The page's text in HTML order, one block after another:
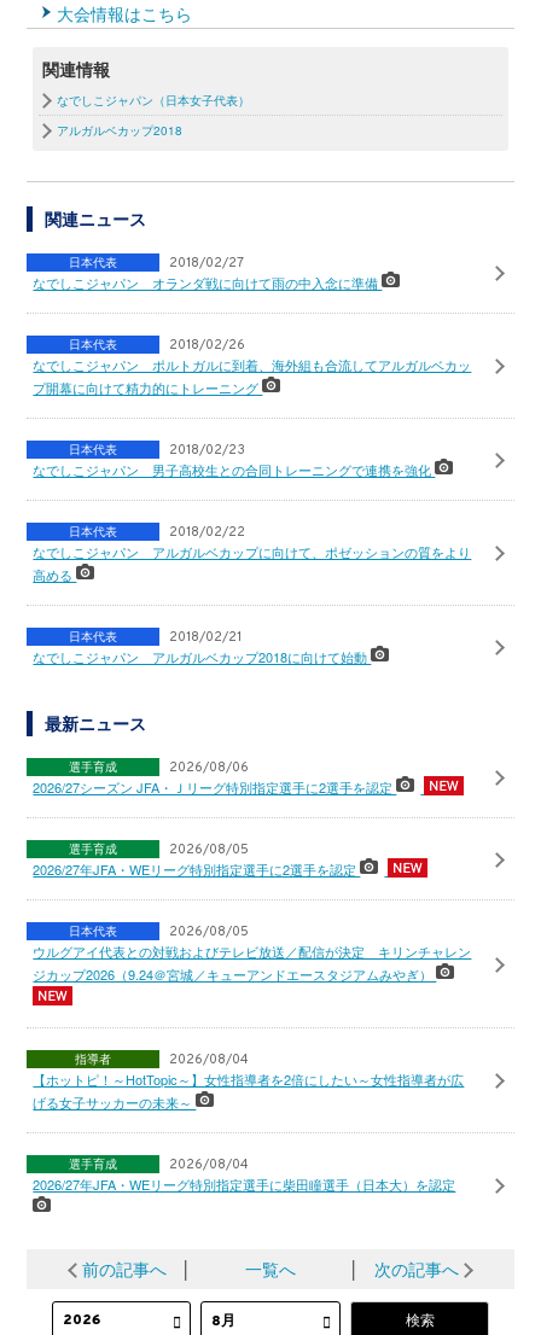
大会情報はこちら
関連情報
なでしこジャパン（日本女子代表）
アルガルベカップ2018
関連ニュース
日本代表 2018/02/27
なでしこジャパン オランダ戦に向けて雨の中入念に準備
日本代表 2018/02/26
なでしこジャパン ポルトガルに到着、海外組も合流してアルガルベカッ
プ開幕に向けて精力的にトレーニング
日本代表 2018/02/23
なでしこジャパン 男子高校生との合同トレーニングで連携を強化
日本代表 2018/02/22
なでしこジャパン アルガルベカップに向けて、ポゼッションの質をより
高める
日本代表 2018/02/21
なでしこジャパン アルガルベカップ2018に向けて始動
最新ニュース
選手育成 2026/08/06
2026/27シーズン JFA・Ｊリーグ特別指定選手に2選手を認定
選手育成 2026/08/05
2026/27年JFA・WEリーグ特別指定選手に2選手を認定
日本代表 2026/08/05
ウルグアイ代表との対戦およびテレビ放送／配信が決定 キリンチャレン
ジカップ2026（9.24＠宮城／キューアンドエースタジアムみやぎ）
指導者 2026/08/04
【ホットピ！～HotTopic～】女性指導者を2倍にしたい～女性指導者が広
げる女子サッカーの未来～
選手育成 2026/08/04
2026/27年JFA・WEリーグ特別指定選手に柴田瞳選手（日本大）を認定
前の記事へ 一覧へ 次の記事へ